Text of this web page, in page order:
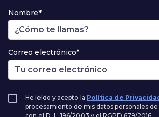
Nombre*
Correo electrónico*
He leído y acepto la Política de
procesamiento de mis datos personales